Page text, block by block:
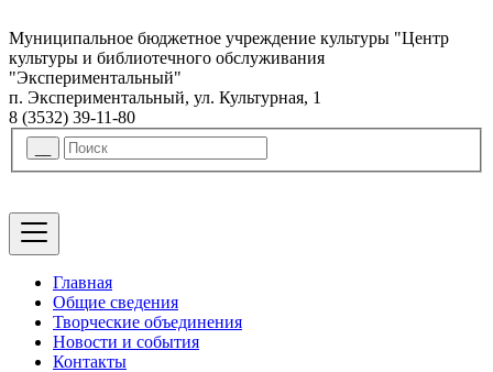
Муниципальное бюджетное учреждение культуры "Центр
культуры и библиотечного обслуживания
"Экспериментальный"
п. Экспериментальный, ул. Культурная, 1
8 (3532) 39-11-80
Главная
Общие сведения
Творческие объединения
Новости и события
Контакты